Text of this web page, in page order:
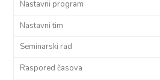
Nastavni program
Nastavni tim
Seminarski rad
Raspored časova